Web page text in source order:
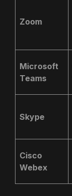
Zoom
Microsoft
Teams
Skype
Cisco
Webex